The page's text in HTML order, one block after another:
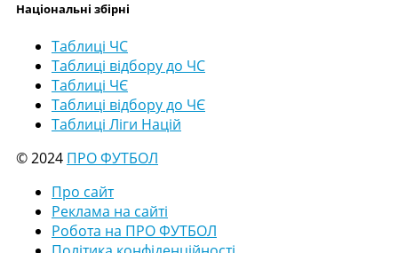
Національні збірні
Таблиці ЧС
Таблиці відбору до ЧС
Таблиці ЧЄ
Таблиці відбору до ЧЄ
Таблиці Ліги Націй
© 2024 ПРО ФУТБОЛ
Про сайт
Реклама на сайті
Робота на ПРО ФУТБОЛ